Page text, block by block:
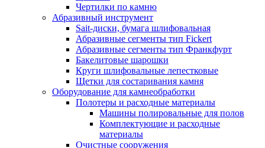
Чертилки по камню
Абразивный инструмент
Sait-диски, бумага шлифовальная
Абразивные сегменты тип Fickert
Абразивные сегменты тип Франкфурт
Бакелитовые шарошки
Круги шлифовальные лепестковые
Щетки для состаривания камня
Оборудование для камнеобработки
Полотеры и расходные материалы
Машины полировальные для полов
Комплектующие и расходные
материалы
Очистные сооружения